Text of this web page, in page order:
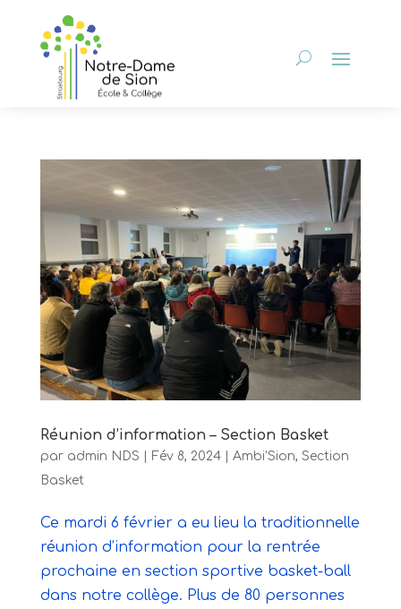
Réunion d’information – Section Basket
par admin NDS Fév 8, 2024| Ambi'Sion, Section
Basket
Ce mardi 6 février a eu lieu la traditionnelle
réunion d’information pour la rentrée
prochaine en section sportive basket-ball
dans notre collège. Plus de 80 personnes